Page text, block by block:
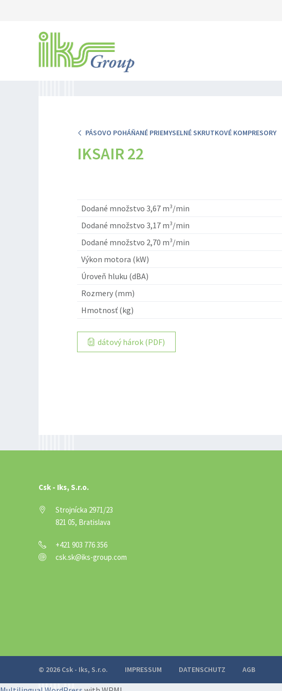
PÁSOVO POHÁŇANÉ PRIEMYSELNÉ SKRUTKOVÉ KOMPRESORY
IKSAIR 22
Dodané množstvo 3,67 m³/min
Dodané množstvo 3,17 m³/min
Dodané množstvo 2,70 m³/min
Výkon motora (kW)
Úroveň hluku (dBA)
Rozmery (mm)
Hmotnosť (kg)
dátový hárok (PDF)
Csk - Iks, S.r.o.
Strojnícka 2971/23
821 05, Bratislava
+421 903 776 356
csk.sk@iks-group.com
© 2026 Csk - Iks, S.r.o. IMPRESSUM DATENSCHUTZ AGB